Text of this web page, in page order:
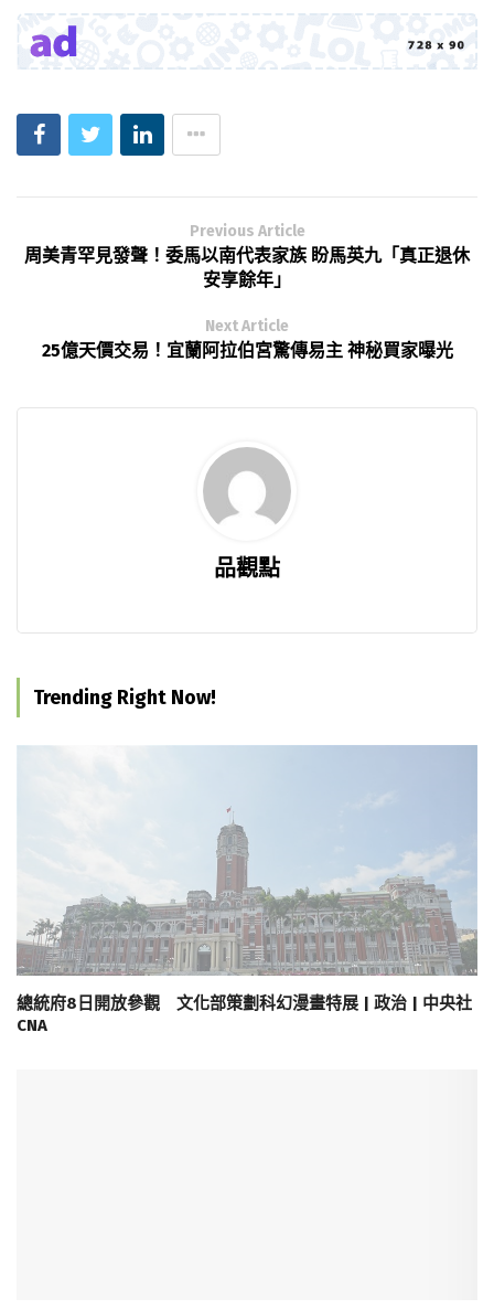
Previous Article
周美青罕見發聲！委馬以南代表家族 盼馬英九「真正退休
安享餘年」
Next Article
25億天價交易！宜蘭阿拉伯宮驚傳易主 神秘買家曝光
品觀點
Trending Right Now!
總統府8日開放參觀 文化部策劃科幻漫畫特展 | 政治 | 中央社
CNA